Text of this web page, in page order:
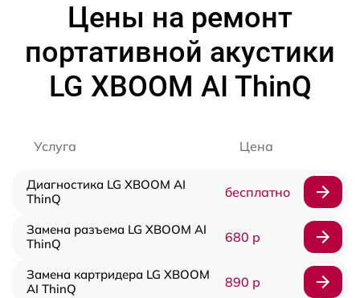
Цены на ремонт
портативной акустики
LG XBOOM AI ThinQ
Услуга Цена
Диагностика LG XBOOM AI
ThinQ
бесплатно
Замена разъема LG XBOOM AI
ThinQ
680 р
Замена картридера LG XBOOM
AI ThinQ
890 р